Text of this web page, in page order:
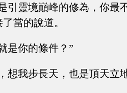
引靈境巔峰的修為，你最
當的說道。
是你的條件？”
想我步長天，也是頂天立